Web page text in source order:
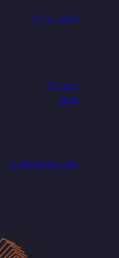
23 juin 2026
17 mars
2026
15 décembre 2025